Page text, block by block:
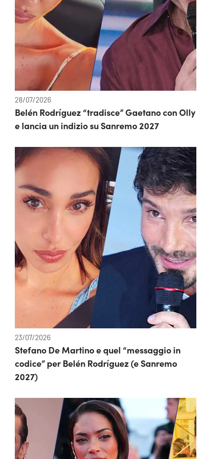
28/07/2026
Belén Rodríguez “tradisce” Gaetano con Olly
e lancia un indizio su Sanremo 2027
23/07/2026
Stefano De Martino e quel “messaggio in
codice” per Belén Rodríguez (e Sanremo
2027)